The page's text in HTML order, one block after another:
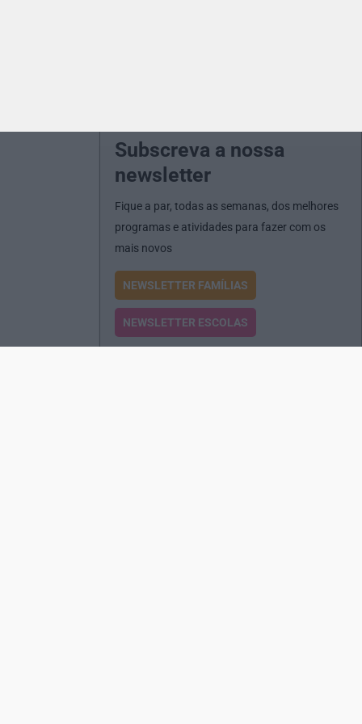
Subscreva a nossa
newsletter
Fique a par, todas as semanas, dos melhores
programas e atividades para fazer com os
mais novos
NEWSLETTER FAMÍLIAS
NEWSLETTER ESCOLAS